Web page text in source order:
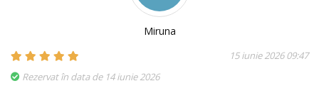
Miruna
15 iunie 2026 09:47
Rezervat în data de 14 iunie 2026